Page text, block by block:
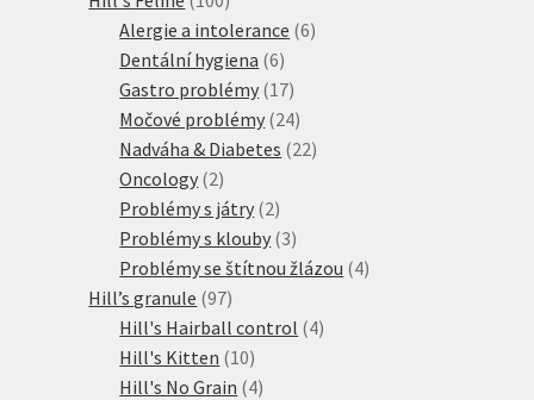
produktů
Alergie a intolerance 66
Dentální hygiena 66
produktů
Gastro problémy 1717
produktů
Močové problémy 2424
produktů
Nadváha & Diabetes 2222
Oncology 22
produkty
Problémy s játry 22
produkty
Problémy s klouby 33
produkty
Problémy se štítnou žlázou 44
Hill’s granule 9797
produktů
Hill's Hairball control 44
Hill's Kitten 1010
produktů
Hill's No Grain 44